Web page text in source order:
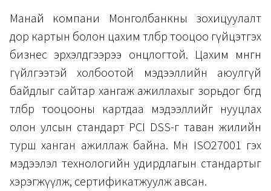
Манай компани Монголбанкны зохицуулалт
дор картын болон цахим төлбөр тооцоо гүйцэтгэх
бизнес эрхэлдгээрээ онцлогтой. Цахим мөнгөн
гүйлгээтэй холбоотой мэдээллийн аюулгүй
байдлыг сайтар хангаж ажиллахыг зорьдог бөгөөд
төлбөр тооцооны картдаа мэдээллийг нууцлах
олон улсын стандарт PCI DSS-г таван жилийн
турш ханган ажиллаж байна. Мөн ISO27001 гэх
мэдээлэл технологийн удирдлагын стандартыг
хэрэгжүүлж, сертификатжуулж авсан.